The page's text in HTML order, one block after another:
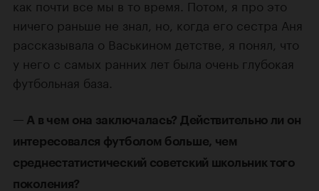
как почти все мы в то время. Потом, я про это
ничего раньше не знал, но, когда его сестра Аня
рассказывала о Васькином детстве, я понял, что
у него с самых ранних лет была очень глубокая
футбольная база.
— А в чем она заключалась? Действительно ли он
интересовался футболом больше, чем
среднестатистический советский школьник того
поколения?